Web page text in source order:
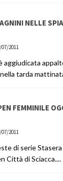
NELLE
07/2011
aggiudicata
tarda
FEMMINILE
07/2011
di serie
Città di Sciacca....